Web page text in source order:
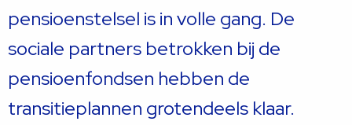
pensioenstelsel is in volle gang. De
sociale partners betrokken bij de
pensioenfondsen hebben de
transitieplannen grotendeels klaar.